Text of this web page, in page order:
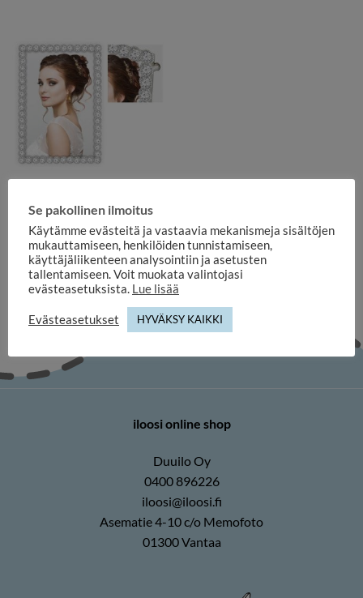
Amleto diamond frame 10 x
15 cm
31,60€
iloosi online shop
Duuilo Oy
0400 896226
iloosi@iloosi.fi
Asematie 4-10 c/o Memofoto
01300 Vantaa
Se pakollinen ilmoitus
Käytämme evästeitä ja vastaavia mekanismeja sisältöjen
mukauttamiseen, henkilöiden tunnistamiseen,
käyttäjäliikenteen analysointiin ja asetusten
tallentamiseen. Voit muokata valintojasi
evästeasetuksista. Lue lisää
Evästeasetukset HYVÄKSY KAIKKI